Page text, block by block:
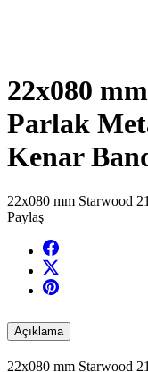
22x080
Parlak
Kenar
22x080 mm Starwood
Paylaş
Açıklama
22x080 mm Starwood